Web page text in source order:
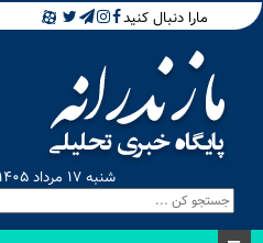
مارا دنبال کنید
شنبه ۱۷ مرداد ۱۴۰۵- Aug 8 2026